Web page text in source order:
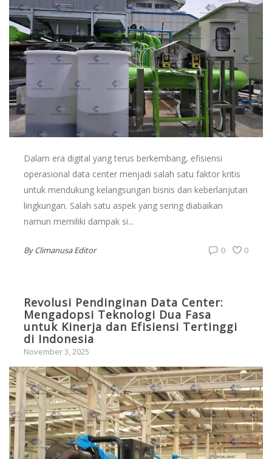
Dalam era digital yang terus berkembang, efisiensi
operasional data center menjadi salah satu faktor kritis
untuk mendukung kelangsungan bisnis dan keberlanjutan
lingkungan. Salah satu aspek yang sering diabaikan
namun memiliki dampak si...
ByClimanusa Editor 0
0
Revolusi Pendinginan Data Center:
Mengadopsi Teknologi Dua Fasa
untuk Kinerja dan Efisiensi Tertinggi
di Indonesia
November 3, 2025